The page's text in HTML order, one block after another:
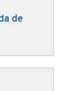
de